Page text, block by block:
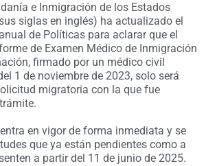
e Inmigración de los Estados
siglas en inglés) ha actualizado el
de Políticas para aclarar que el
de Examen Médico de Inmigración
firmado por un médico civil
1 de noviembre de 2023, solo será
migratoria con la que fue
en vigor de forma inmediata y se
que ya están pendientes como a
a partir del 11 de junio de 2025.